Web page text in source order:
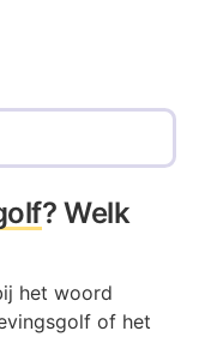
? Welk
het woord
of het